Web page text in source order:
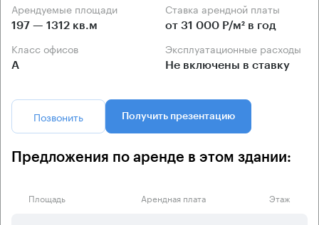
Арендуемые площади
197 — 1312 кв.м
Ставка арендной платы
от 31 000 Р/м² в год
Класс офисов
А
Эксплуатационные расходы
Не включены в ставку
Позвонить Получить презентацию
Предложения по аренде в этом здании:
Площадь Арендная плата Этаж